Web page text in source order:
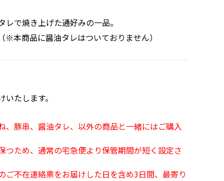
で焼き上げた通好みの一品。
本商品に醤油タレはついておりません）
いたします。
、豚串、醤油タレ、以外の商品と一緒にはご購入
ため、通常の宅急便より保管期間が短く設定さ
ご不在連絡票をお届けした日を含め3日間、最寄り